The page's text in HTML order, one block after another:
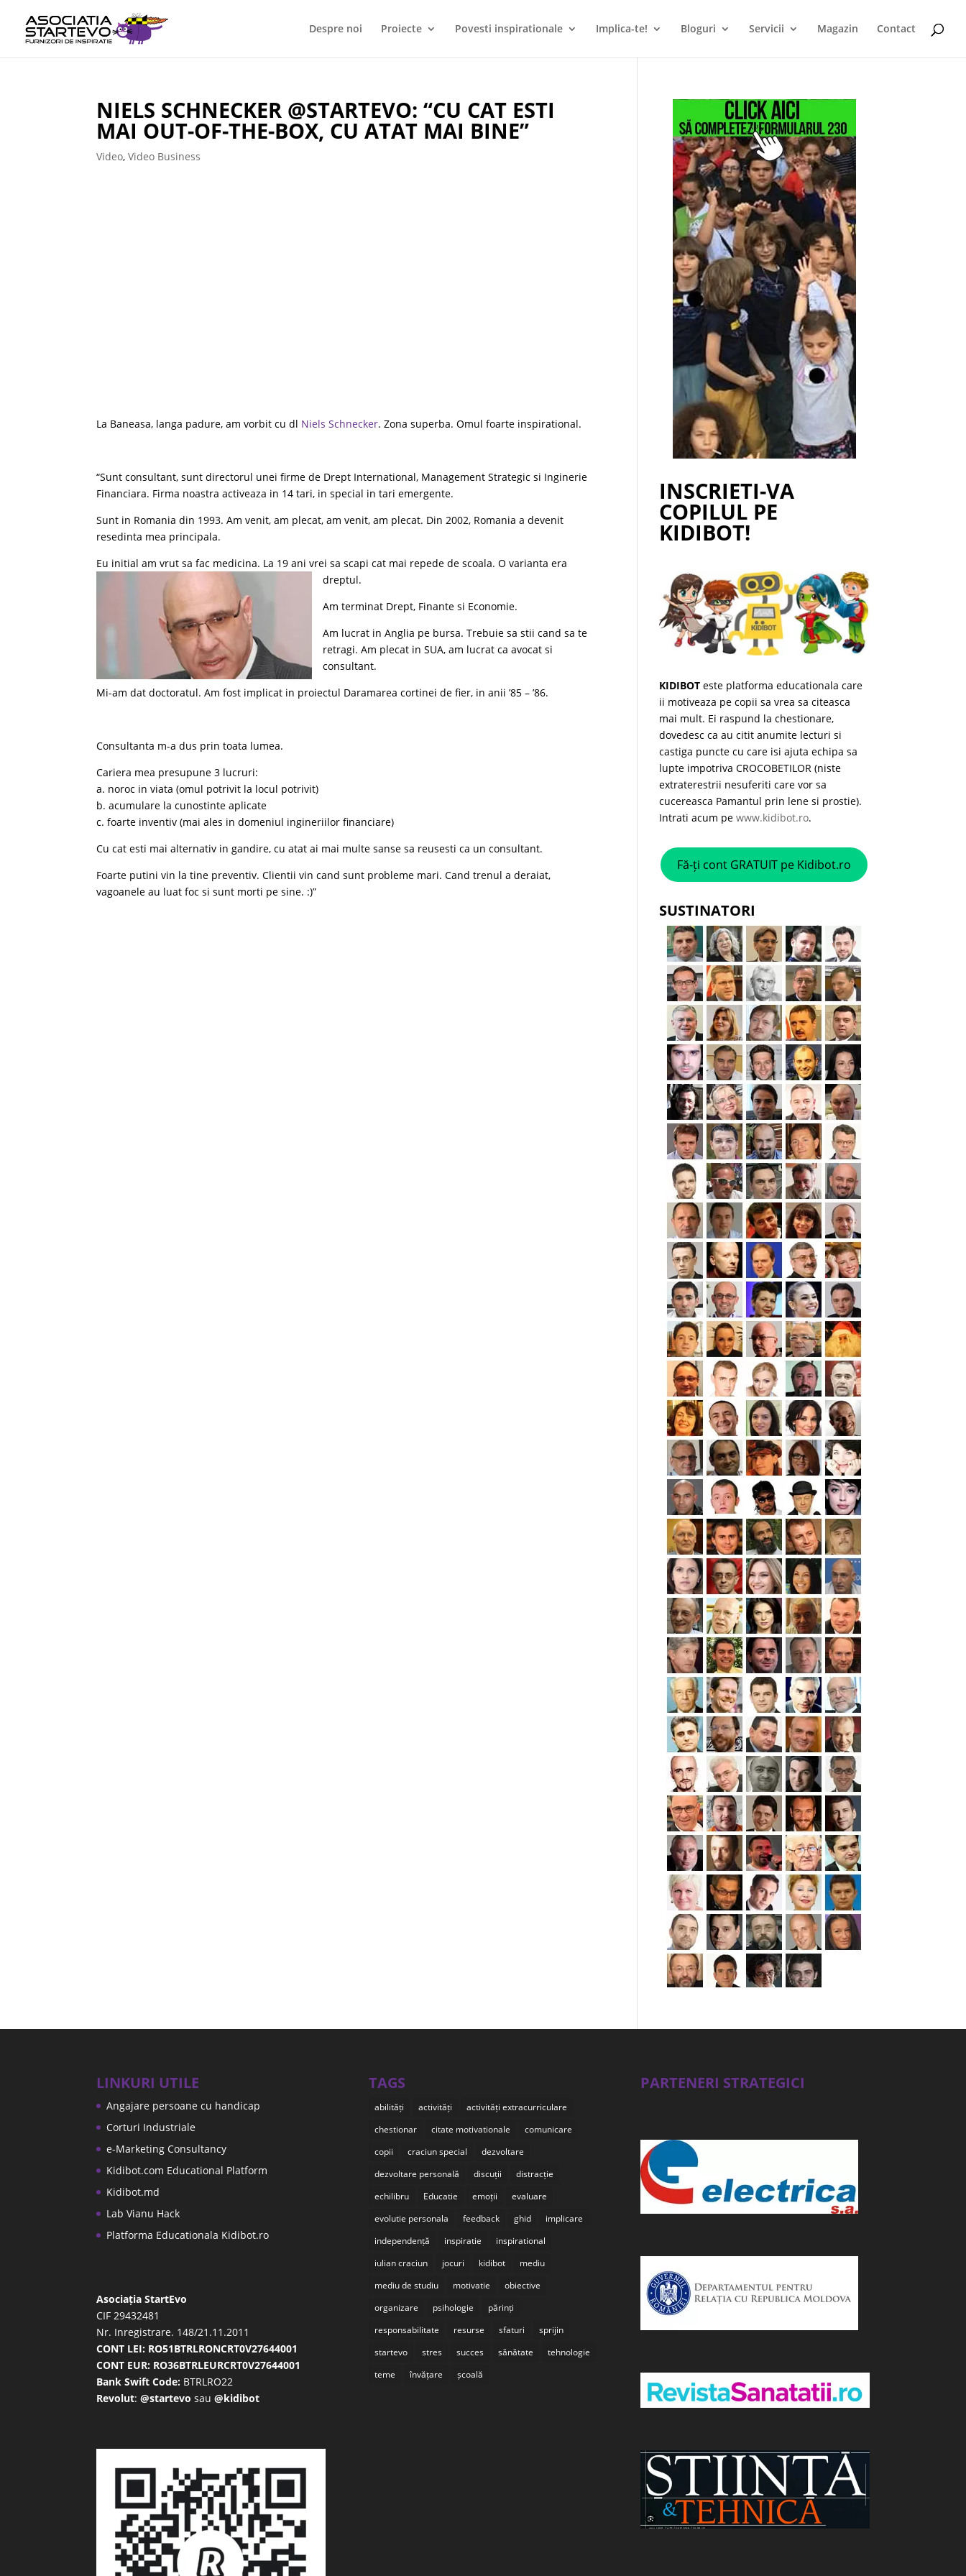
Despre noi Proiecte Povesti inspirationale Implica-te! Bloguri Servicii Magazin Contact
NIELS SCHNECKER @STARTEVO: “CU CAT ESTI
MAI OUT-OF-THE-BOX, CU ATAT MAI BINE”
Video,Video Business
La Baneasa, langa padure, am vorbit cu dl Niels Schnecker. Zona superba. Omul foarte inspirational.
“Sunt consultant, sunt directorul unei firme de Drept International, Management Strategic si Inginerie
Financiara. Firma noastra activeaza in 14 tari, in special in tari emergente.
Sunt in Romania din 1993. Am venit, am plecat, am venit, am plecat. Din 2002, Romania a devenit
resedinta mea principala.
Eu initial am vrut sa fac medicina. La 19 ani vrei sa scapi cat mai repede de scoala. O varianta era
dreptul.
Am terminat Drept, Finante si Economie.
Am lucrat in Anglia pe bursa. Trebuie sa stii cand sa te
retragi. Am plecat in SUA, am lucrat ca avocat si
consultant.
Mi-am dat doctoratul. Am fost implicat in proiectul Daramarea cortinei de fier, in anii ’85 – ’86.
Consultanta m-a dus prin toata lumea.
Cariera mea presupune 3 lucruri:
a. noroc in viata (omul potrivit la locul potrivit)
b. acumulare la cunostinte aplicate
c. foarte inventiv (mai ales in domeniul ingineriilor financiare)
Cu cat esti mai alternativ in gandire, cu atat ai mai multe sanse sa reusesti ca un consultant.
Foarte putini vin la tine preventiv. Clientii vin cand sunt probleme mari. Cand trenul a deraiat,
vagoanele au luat foc si sunt morti pe sine. :)”
INSCRIETI-VA
COPILUL PE
KIDIBOT!
KIDIBOT este platforma educationala care
ii motiveaza pe copii sa vrea sa citeasca
mai mult. Ei raspund la chestionare,
dovedesc ca au citit anumite lecturi si
castiga puncte cu care isi ajuta echipa sa
lupte impotriva CROCOBETILOR (niste
extraterestrii nesuferiti care vor sa
cucereasca Pamantul prin lene si prostie).
Intrati acum pewww.kidibot.ro.
Fă-ți cont GRATUIT pe Kidibot.ro
SUSTINATORI
LINKURI UTILE
Angajare persoane cu handicap
Corturi Industriale
e-Marketing Consultancy
Kidibot.com Educational Platform
Kidibot.md
Lab Vianu Hack
Platforma Educationala Kidibot.ro
Asociația StartEvo
CIF 29432481
Nr. Inregistrare. 148/21.11.2011
CONT LEI: RO51BTRLRONCRT0V27644001
CONT EUR: RO36BTRLEURCRT0V27644001
Bank Swift Code: BTRLRO22
Revolut:@startevo sau@kidibot
TAGS
abilități activități
activități extracurriculare
chestionar
citate motivationale
comunicare
copii
craciun special
dezvoltare
dezvoltare personală
discuții
distracție
echilibru
Educatie emoții
evaluare
evolutie personala
feedback ghid
implicare
independență
inspiratie
inspirational
iulian craciun
jocuri kidibot
mediu
mediu de studiu
motivatie
obiective
organizare
psihologie
părinți
responsabilitate
resurse sfaturi
sprijin
startevo
stres succes sănătate
tehnologie
teme
învățare școală
PARTENERI STRATEGICI